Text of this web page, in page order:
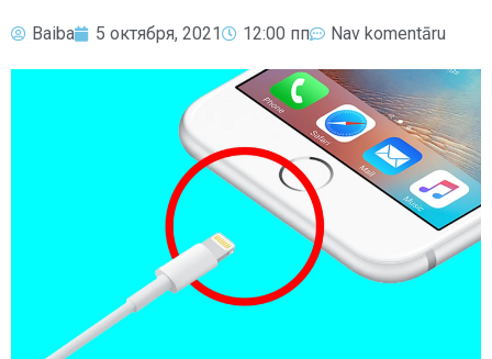
Baiba 5 октября, 2021 12:00 пп Nav komentāru